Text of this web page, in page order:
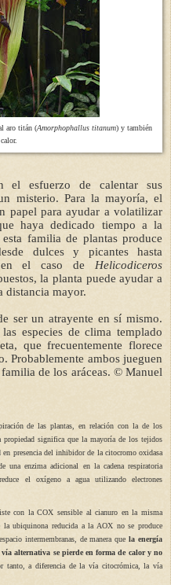
aro titán (Amorphophallus titanum) y también
el esfuerzo de calentar sus
misterio. Para la mayoría, el
papel para ayudar a volatilizar
haya dedicado tiempo a la
familia de plantas produce
dulces y picantes hasta
en el caso de Helicodiceros
la planta puede ayudar a
distancia mayor.
ser un atrayente en sí mismo.
especies de clima templado
que frecuentemente florece
Probablemente ambos jueguen
de los aráceas. ©Manuel
de las plantas, en relación con la de los
propiedad significa que la mayoría de los tejidos
presencia del inhibidor de la citocromo oxidasa
una enzima adicional en la cadena respiratoria
el oxígeno a agua utilizando electrones
con la COX sensible al cianuro en la misma
la ubiquinona reducida a la AOX no se produce
intermembranas, de manera quela energía
alternativa se pierde en forma de calor y no
tanto, a diferencia de la vía citocrómica, la vía